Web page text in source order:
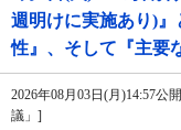
週明けに実施あり)
性』、そして『主要
2026年08月03日(月)14:57
議」]